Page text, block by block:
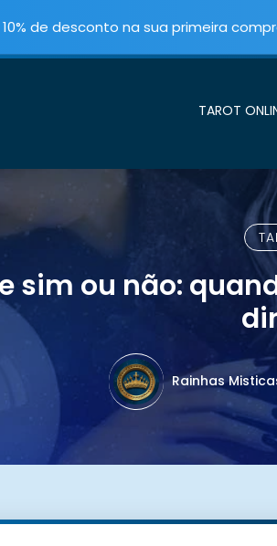
10% de desconto na sua primeira
TAROT
sim ou não:
Rainhas